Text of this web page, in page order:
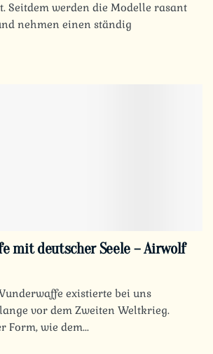
Seitdem werden die Modelle rasant
nehmen einen ständig
mit deutscher Seele – Airwolf
existierte bei uns
vor dem Zweiten Weltkrieg.
Form, wie dem...